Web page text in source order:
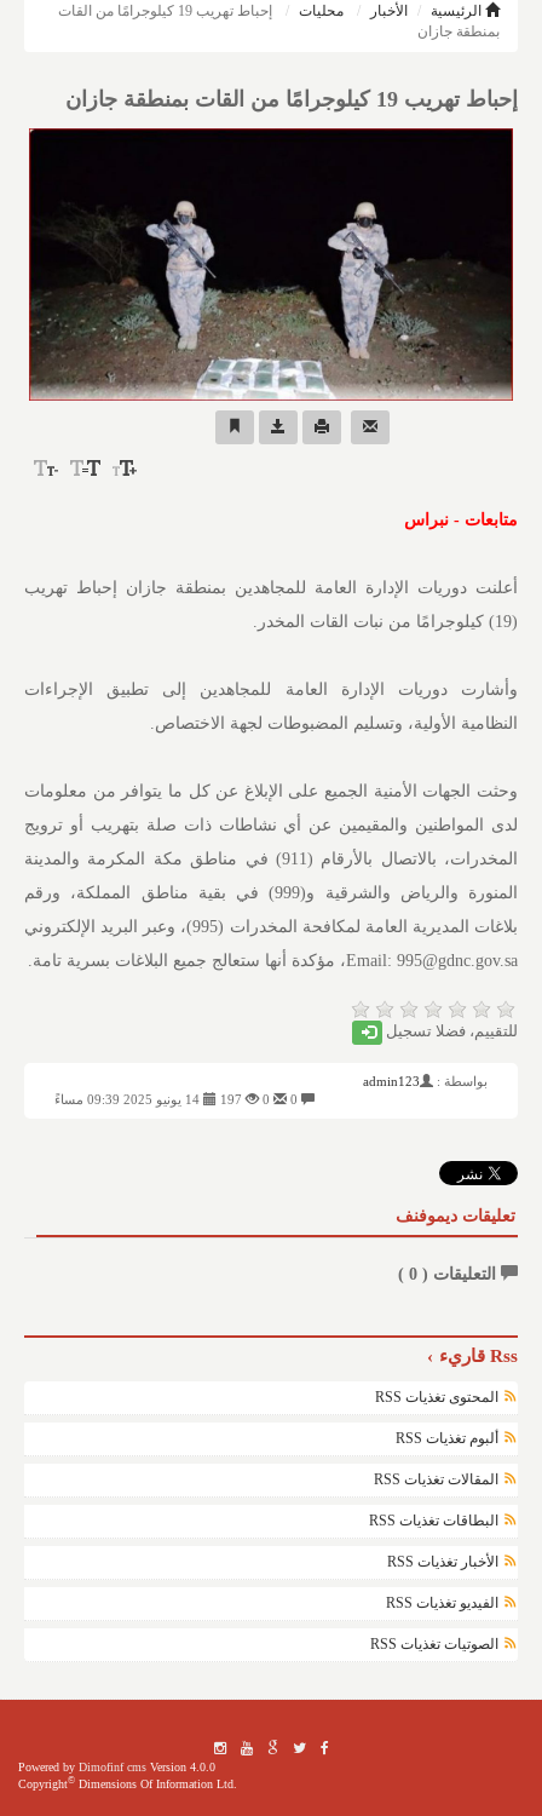
الرئيسية الأخبار محليات
إحباط تهريب 19 كيلوجرامًا من القات
بمنطقة جازان
إحباط تهريب 19 كيلوجرامًا من القات بمنطقة جازان
متابعات - نبراس
أعلنت دوريات الإدارة العامة للمجاهدين بمنطقة جازان إحباط تهريب
(19) كيلوجرامًا من نبات القات المخدر.
وأشارت دوريات الإدارة العامة للمجاهدين إلى تطبيق الإجراءات
النظامية الأولية، وتسليم المضبوطات لجهة الاختصاص.
وحثت الجهات الأمنية الجميع على الإبلاغ عن كل ما يتوافر من معلومات
لدى المواطنين والمقيمين عن أي نشاطات ذات صلة بتهريب أو ترويج
المخدرات، بالاتصال بالأرقام (911) في مناطق مكة المكرمة والمدينة
المنورة والرياض والشرقية و(999) في بقية مناطق المملكة، ورقم
بلاغات المديرية العامة لمكافحة المخدرات (995)، وعبر البريد الإلكتروني
Email: 995@gdnc.gov.sa، مؤكدة أنها ستعالج جميع البلاغات بسرية تامة.
للتقييم، فضلا تسجيل
بواسطة :
admin123
197
تعليقات ديموفنف
التعليقات ( 0
)
Rss قاريء
المحتوى تغذيات RSS
ألبوم تغذيات RSS
المقالات تغذيات RSS
البطاقات تغذيات RSS
الأخبار تغذيات RSS
الفيديو تغذيات RSS
الصوتيات تغذيات RSS
Powered by Dimofinf cms Version 4.0.0
Copyright© Dimensions Of Information Ltd.